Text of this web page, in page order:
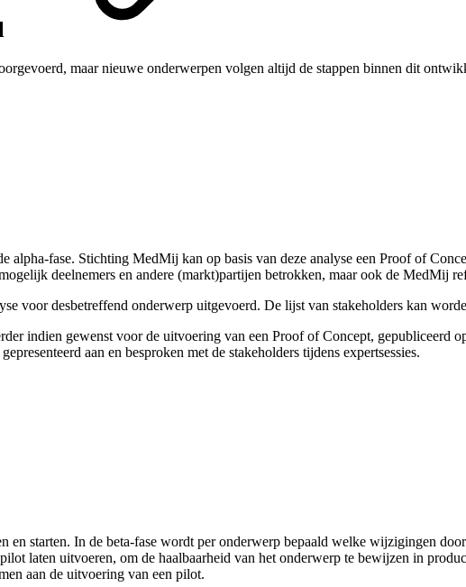
maar nieuwe onderwerpen volgen altijd de stappen binnen dit
alpha-fase. Stichting MedMij kan op basis van deze analyse een Proof of
deelnemers en andere (markt)partijen betrokken, maar ook de MedMij
voor desbetreffend onderwerp uitgevoerd. De lijst van stakeholders kan
indien gewenst voor de uitvoering van een Proof of Concept, gepubliceerd
aan en besproken met de stakeholders tijdens expertsessies.
en starten. In de beta-fase wordt per onderwerp bepaald welke wijzigingen
laten uitvoeren, om de haalbaarheid van het onderwerp te bewijzen in
aan de uitvoering van een pilot.